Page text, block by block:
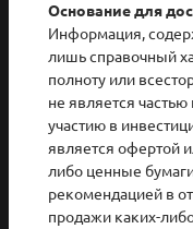
Горячая линия
Вы можете сообщить
поведения, в том
неэтичного
8 800 080 47 47
Горячий номер для
Основание для
Информация,
лишь справочный
полноту или
не является
участию в
является офертой
либо ценные
рекомендацией в
продажи каких-